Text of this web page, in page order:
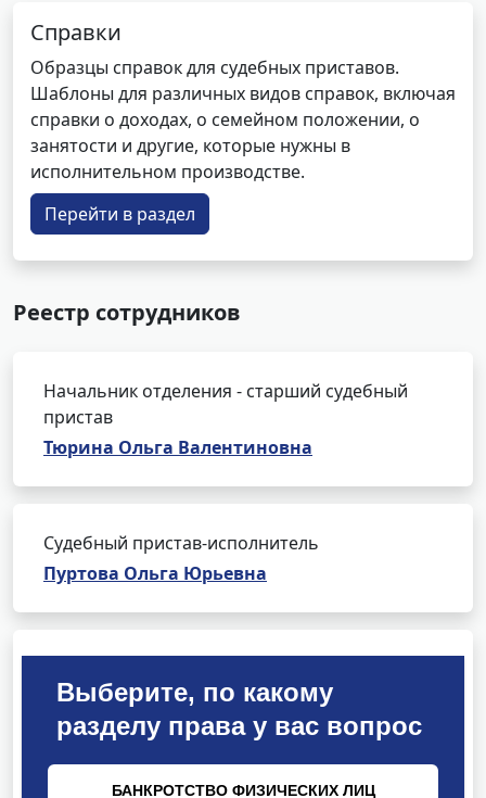
Справки
Образцы справок для судебных приставов.
Шаблоны для различных видов справок, включая
справки о доходах, о семейном положении, о
занятости и другие, которые нужны в
исполнительном производстве.
Перейти в раздел
Реестр сотрудников
Начальник отделения - старший судебный
пристав
Тюрина Ольга Валентиновна
Судебный пристав-исполнитель
Пуртова Ольга Юрьевна